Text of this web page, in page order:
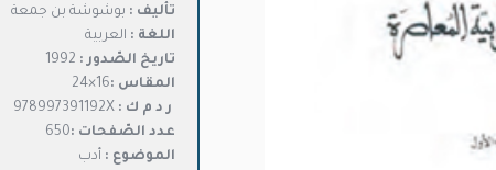
د.ت10,500.
د.ت8,400.
تأليف : بوشوشة بن جمعة
اللغة : العربية
تاريخ الصّدور :
المقاس :16×24
ر د م ك :
عدد الصّفحات :650
الموضوع : أدب